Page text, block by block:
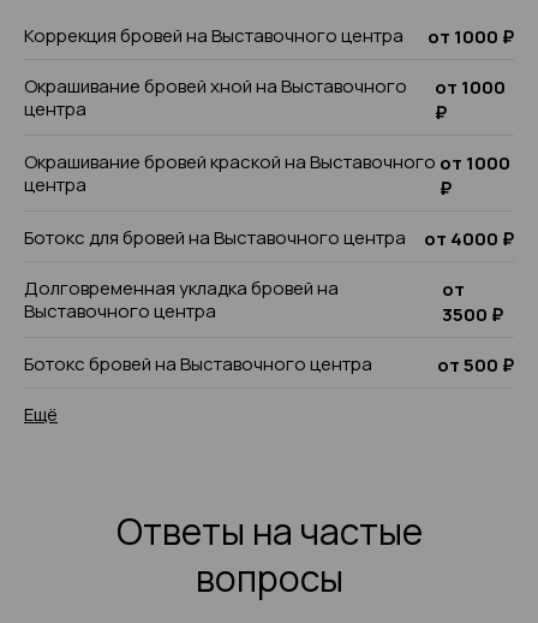
Коррекция бровей на Выставочного центра
от 1000 ₽
Окрашивание бровей хной на Выставочного
центра
от 1000
₽
Окрашивание бровей краской на Выставочного
центра
от 1000
₽
Ботокс для бровей на Выставочного центра
от 4000 ₽
Долговременная укладка бровей на
Выставочного центра
от
3500 ₽
Ботокс бровей на Выставочного центра
от 500 ₽
Ещё
Ответы на частые
вопросы